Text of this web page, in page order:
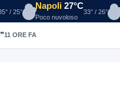
/ 25°
Napoli 27°C
Poco nuvoloso
33° / 26°
11 ORE FA